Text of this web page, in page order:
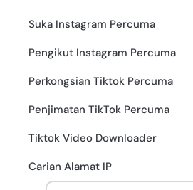
Suka Instagram Percuma
Pengikut Instagram Percuma
Perkongsian Tiktok Percuma
Penjimatan TikTok Percuma
Tiktok Video Downloader
Carian Alamat IP